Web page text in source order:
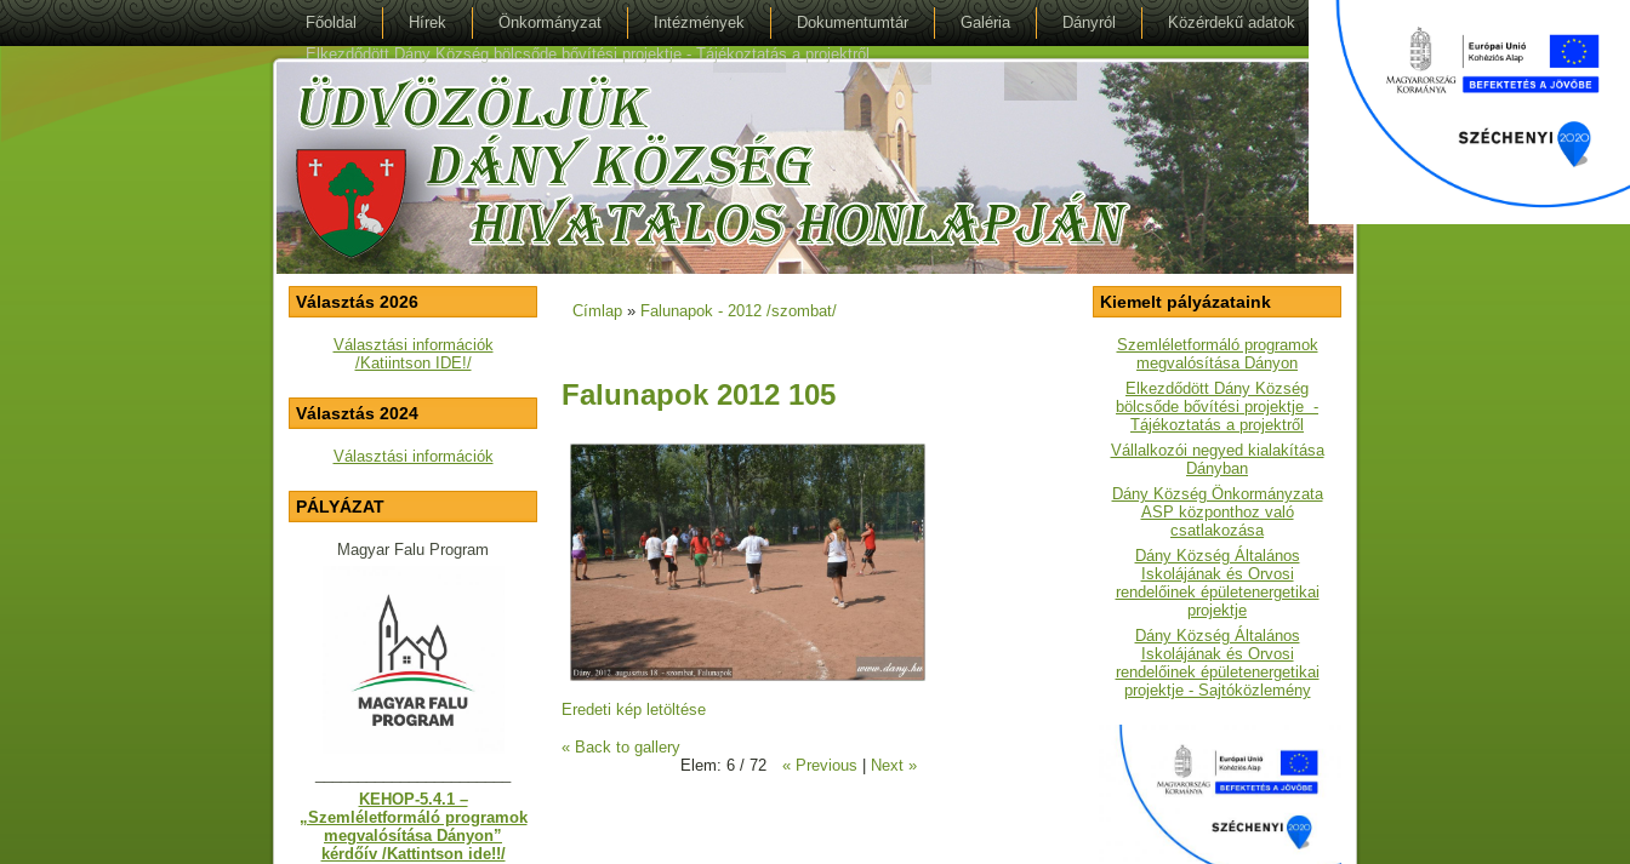
Főoldal Hírek Önkormányzat Intézmények Dokumentumtár Galéria Dányról
Közérdekű adatok
Elkezdődött Dány Község bölcsőde bővítési projektje - Tájékoztatás a projektről
Választás 2026
Választási információk
/Katiintson IDE!/
Választás 2024
Választási információk
PÁLYÁZAT
Magyar Falu Program
KEHOP-5.4.1 –
„Szemléletformáló programok
megvalósítása Dányon”
kérdőív /Kattintson ide!!/
Jelenlegi hely
Címlap » Falunapok - 2012 /szombat/
Falunapok 2012 105
Eredeti kép letöltése
« Back to gallery
Elem: 6 / 72
« Previous Next »
Kiemelt pályázataink
Szemléletformáló programok
megvalósítása Dányon
Elkezdődött Dány Község
bölcsőde bővítési projektje -
Tájékoztatás a projektről
Vállalkozói negyed kialakítása
Dányban
Dány Község Önkormányzata
ASP központhoz való
csatlakozása
Dány Község Általános
Iskolájának és Orvosi
rendelőinek épületenergetikai
projektje
Dány Község Általános
Iskolájának és Orvosi
rendelőinek épületenergetikai
projektje - Sajtóközlemény